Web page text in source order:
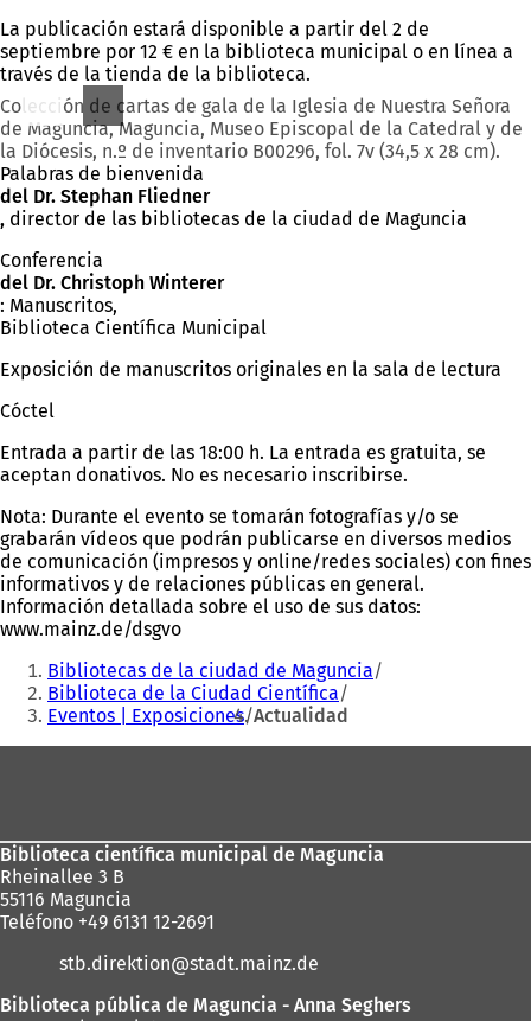
La publicación estará disponible a partir del 2 de
septiembre por 12 € en la biblioteca municipal o en línea a
través de la tienda de la biblioteca.
Colección de cartas de gala de la Iglesia de Nuestra Señora
de Maguncia, Maguncia, Museo Episcopal de la Catedral y de
la Diócesis, n.º de inventario B00296, fol. 7v (34,5 x 28 cm).
Palabras de bienvenida
del Dr. Stephan Fliedner
, director de las bibliotecas de la ciudad de Maguncia
Conferencia
del Dr. Christoph Winterer
: Manuscritos,
Biblioteca Científica Municipal
Exposición de manuscritos originales en la sala de lectura
Cóctel
Entrada a partir de las 18:00 h. La entrada es gratuita, se
aceptan donativos. No es necesario inscribirse.
Nota: Durante el evento se tomarán fotografías y/o se
grabarán vídeos que podrán publicarse en diversos medios
de comunicación (impresos y online/redes sociales) con fines
informativos y de relaciones públicas en general.
Información detallada sobre el uso de sus datos:
www.mainz.de/dsgvo
Estás
aquí:
Bibliotecas de la ciudad de Maguncia
Biblioteca de la Ciudad Científica
Eventos | Exposiciones Actualidad
pies
Biblioteca científica municipal de Maguncia
Rheinallee 3 B
55116 Maguncia
Teléfono +49 6131 12-2691
stb.direktion
stadt.mainz de
Biblioteca pública de Maguncia - Anna Seghers